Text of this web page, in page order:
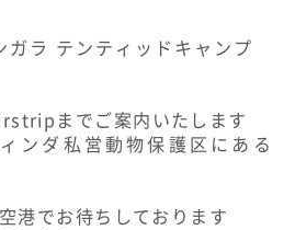
ガラ テンティッドキャンプ
までご案内いたします
ンダ私営動物保護区にある
港でお待ちしております